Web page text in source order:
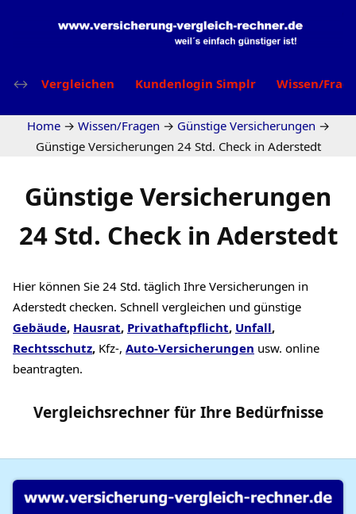
Vergleichen Kundenlogin Simplr Wissen/
Home → Wissen/Fragen → Günstige Versicherungen →
Günstige Versicherungen 24 Std. Check in Aderstedt
Günstige Versicherungen
24 Std. Check in Aderstedt
Hier können Sie 24 Std. täglich Ihre Versicherungen in
Aderstedt checken. Schnell vergleichen und günstige
Gebäude, Hausrat, Privathaftpflicht, Unfall,
Rechtsschutz, Kfz-, Auto-Versicherungen usw. online
beantragten.
Vergleichsrechnerfür Ihre Bedürfnisse